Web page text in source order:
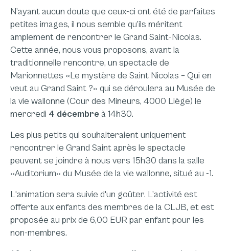
N’ayant aucun doute que ceux-ci ont été de parfaites
petites images, il nous semble qu’ils méritent
amplement de rencontrer le Grand Saint-Nicolas.
Cette année, nous vous proposons, avant la
traditionnelle rencontre, un spectacle de
Marionnettes «Le mystère de Saint Nicolas – Qui en
veut au Grand Saint ?» qui se déroulera au Musée de
la vie wallonne (Cour des Mineurs, 4000 Liège) le
mercredi 4 décembre à 14h30.
Les plus petits qui souhaiteraient uniquement
rencontrer le Grand Saint après le spectacle
peuvent se joindre à nous vers 15h30 dans la salle
«Auditorium» du Musée de la vie wallonne, situé au -1.
L'animation sera suivie d'un goûter. L’activité est
offerte aux enfants des membres de la CLJB, et est
proposée au prix de 6,00 EUR par enfant pour les
non-membres.